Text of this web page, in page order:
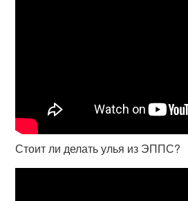
Стоит ли делать улья из ЭППС?